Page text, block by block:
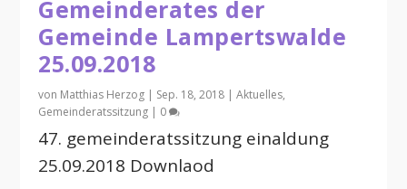
Gemeinderates der
Gemeinde Lampertswalde
25.09.2018
von Matthias Herzog | Sep. 18, 2018 |Aktuelles,
Gemeinderatssitzung | 0
47. gemeinderatssitzung einaldung
25.09.2018 Downlaod